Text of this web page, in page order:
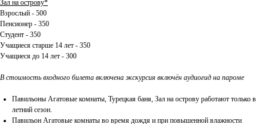
Зал на острову*
Взрослый - 500
Пенсионер - 350
Студент - 350
Учащиеся старше 14 лет - 350
Учащиеся до 14 лет - 300
В стоимость входного билета включена экскурсия включён аудиогид на пароме
Павильоны Агатовые комнаты, Турецкая баня, Зал на острову работают только в
летний сезон.
Павильон Агатовые комнаты во время дождя и при повышенной влажности